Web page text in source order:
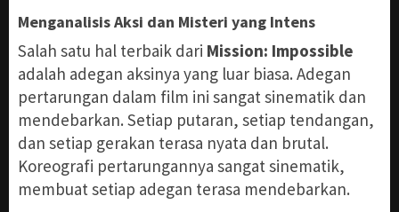
Menganalisis Aksi dan Misteri yang Intens
Salah satu hal terbaik dari Mission: Impossible
adalah adegan aksinya yang luar biasa. Adegan
pertarungan dalam film ini sangat sinematik dan
mendebarkan. Setiap putaran, setiap tendangan,
dan setiap gerakan terasa nyata dan brutal.
Koreografi pertarungannya sangat sinematik,
membuat setiap adegan terasa mendebarkan.